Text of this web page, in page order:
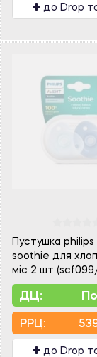
до Drop
Пустушка
soothie для
міс 2 шт
ДЦ:
PPЦ:
до Drop